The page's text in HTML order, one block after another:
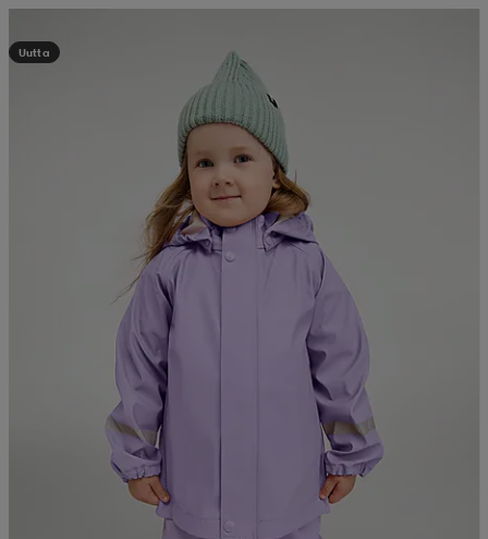
Uutta